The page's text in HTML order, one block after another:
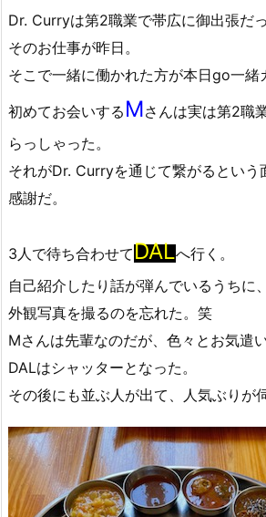
Dr. Curryは第2職業で帯広に御出張だっ
そのお仕事が昨日。
そこで一緒に働かれた方が本日go一緒
初めてお会いする Mさんは実は第2職
らっしゃった。
それがDr. Curryを通じて繋がるという
感謝だ。
3人で待ち合わせてDALへ行く。
自己紹介したり話が弾んでいるうちに、
外観写真を撮るのを忘れた。笑
Mさんは先輩なのだが、色々とお気遣い
DALはシャッターとなった。
その後にも並ぶ人が出て、人気ぶりが